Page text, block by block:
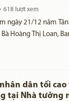
618 lượt xem
ngày 21/12 năm
Hoàng Thị Loan,
Khu di tích Kim
chức lễ cúng tiên
dân tối cao
tại Nhà tưởng